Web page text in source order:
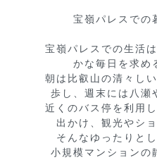
宝嶺パレスでの
宝嶺パレスでの生活
かな毎日を求め
朝は比叡山の清々し
歩し、週末には八瀬
近くのバス停を利用
出かけ、観光やシ
そんなゆったりと
小規模マンションの